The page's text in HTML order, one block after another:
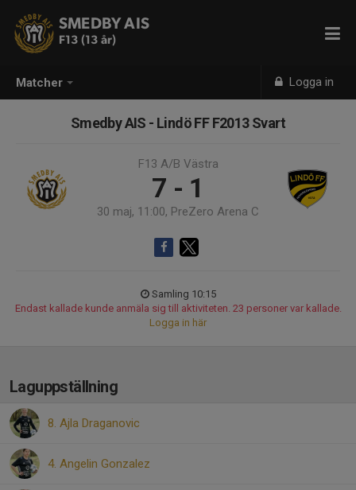
Matcher Logga in
SMEDBY AIS
F13 (13 år)
Smedby AIS - Lindö FF F2013 Svart
F13 A/B Västra
7 - 1
30 maj, 11:00, PreZero Arena C
Samling 10:15
Endast kallade kunde anmäla sig till aktiviteten. 23 personer var kallade.
Logga in här
Laguppställning
8. Ajla Draganovic
4. Angelin Gonzalez